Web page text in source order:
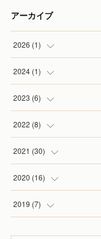
アーカイブ
2026 (1)
( )
2024 (1)
( )
2023 (6)
( )
(1
(1
(
2022 (8)
(1
(1
(
2021 (30)
(3
( )
2020 (16)
( )
2019 (7)